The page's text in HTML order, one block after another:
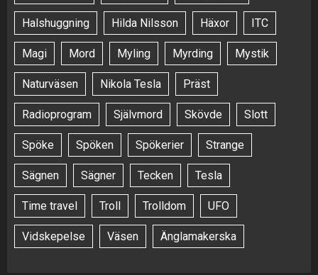
Halshuggning Hilda Nilsson Häxor ITC
Magi Mord Myling Myrding Mystik
Naturväsen Nikola Tesla Präst
Radioprogram Självmord Skövde Slott
Spöke Spöken Spökerier Strange
Sägnen Sägner Tecken Tesla
Time travel Troll Trolldom UFO
Vidskepelse Väsen Änglamakerska